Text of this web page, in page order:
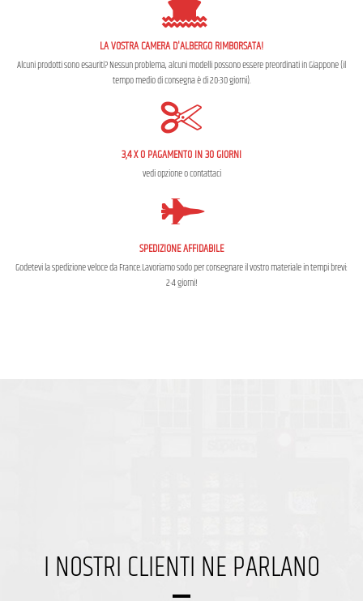
LA VOSTRA CAMERA D'ALBERGO RIMBORSATA!
Alcuni prodotti sono esauriti? Nessun problema, alcuni modelli possono essere preordinati in Giappone (il
tempo medio di consegna è di 20-30 giorni).
3,4 X O PAGAMENTO IN 30 GIORNI
vedi opzione o contattaci
SPEDIZIONE AFFIDABILE
Godetevi la spedizione veloce da France.Lavoriamo sodo per consegnare il vostro materiale in tempi brevi:
2-4 giorni!
I NOSTRI CLIENTI NE PARLANO